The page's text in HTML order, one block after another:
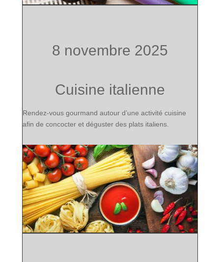
8 novembre 2025
Cuisine italienne
Rendez-vous gourmand autour d’une activité cuisine
afin de concocter et déguster des plats italiens.